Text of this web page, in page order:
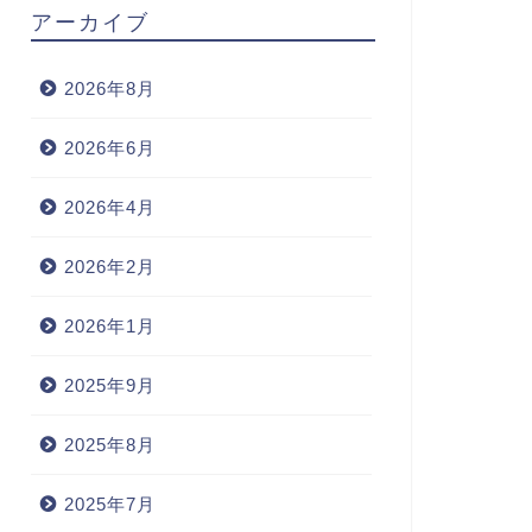
アーカイブ
2026年8月
2026年6月
2026年4月
2026年2月
2026年1月
2025年9月
2025年8月
2025年7月